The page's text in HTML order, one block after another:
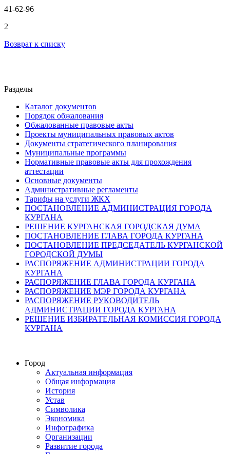
41-62-96
2
Возврат к списку
Разделы
Каталог документов
Порядок обжалования
Обжалованные правовые акты
Проекты муниципальных правовых актов
Документы стратегического планирования
Муниципальные программы
Нормативные правовые акты для прохождения
аттестации
Основные документы
Административные регламенты
Тарифы на услуги ЖКХ
ПОСТАНОВЛЕНИЕ АДМИНИСТРАЦИЯ ГОРОДА
КУРГАНА
РЕШЕНИЕ КУРГАНСКАЯ ГОРОДСКАЯ ДУМА
ПОСТАНОВЛЕНИЕ ГЛАВА ГОРОДА КУРГАНА
ПОСТАНОВЛЕНИЕ ПРЕДСЕДАТЕЛЬ КУРГАНСКОЙ
ГОРОДСКОЙ ДУМЫ
РАСПОРЯЖЕНИЕ АДМИНИСТРАЦИИ ГОРОДА
КУРГАНА
РАСПОРЯЖЕНИЕ ГЛАВА ГОРОДА КУРГАНА
РАСПОРЯЖЕНИЕ МЭР ГОРОДА КУРГАНА
РАСПОРЯЖЕНИЕ РУКОВОДИТЕЛЬ
АДМИНИСТРАЦИИ ГОРОДА КУРГАНА
РЕШЕНИЕ ИЗБИРАТЕЛЬНАЯ КОМИССИЯ ГОРОДА
КУРГАНА
Город
Актуальная информация
Общая информация
История
Устав
Символика
Экономика
Инфографика
Организации
Развитие города